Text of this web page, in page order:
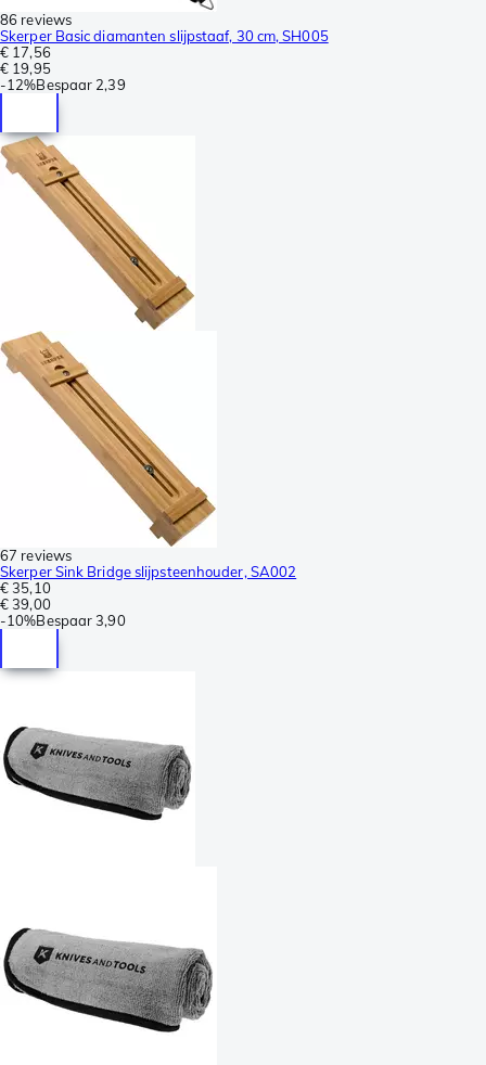
86 reviews
Skerper Basic diamanten slijpstaaf, 30 cm, SH005
€ 17,56
€ 19,95
-12%Bespaar 2,39
67 reviews
Skerper Sink Bridge slijpsteenhouder, SA002
€ 35,10
€ 39,00
-10%Bespaar 3,90